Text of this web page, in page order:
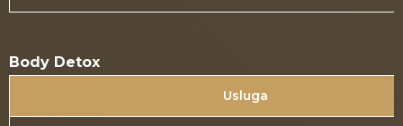
Body Detox
Usluga